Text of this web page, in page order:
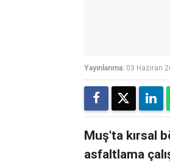
Yayınlanma: 03 Haziran
Muş'ta kırsal
asfaltlama